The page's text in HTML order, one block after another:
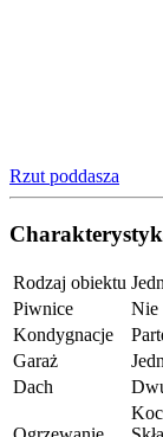
Rzut poddasza
Rodzaj obiektu
Piwnice
Nie
Kondygnacje
Garaż
Dach